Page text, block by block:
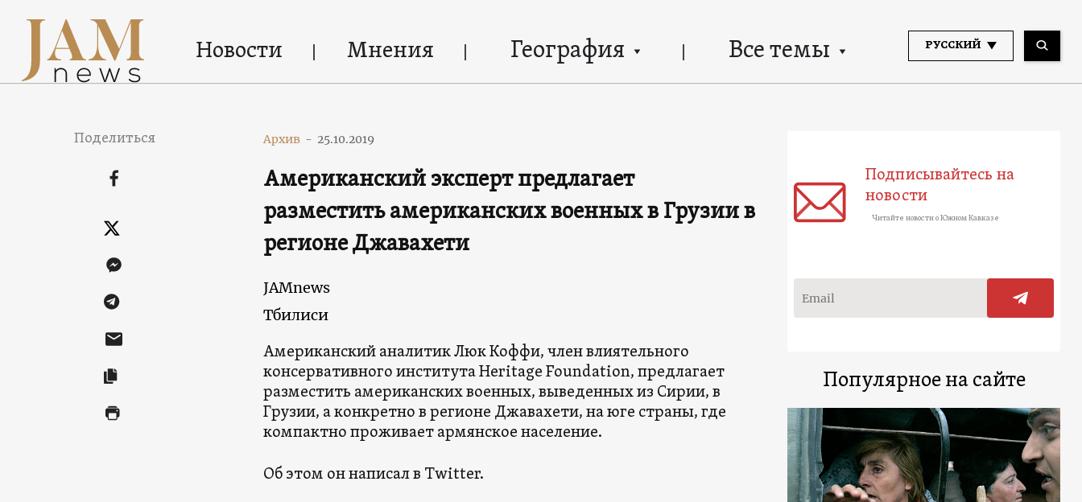
Новости Мнения География Все темы РУССКИЙ
Поделиться Архив - 25.10.2019
Американский эксперт предлагает
разместить американских военных в Грузии в
регионе Джавахети
JAMnews
Тбилиси
Американский аналитик Люк Коффи, член влиятельного
консервативного института Heritage Foundation, предлагает
разместить американских военных, выведенных из Сирии, в
Грузии, а конкретно в регионе Джавахети, на юге страны, где
компактно проживает армянское население.
Об этом он написал в Twitter.
Подписывайтесь на
новости
Читайте новости о Южном Кавказе
Популярное на сайте